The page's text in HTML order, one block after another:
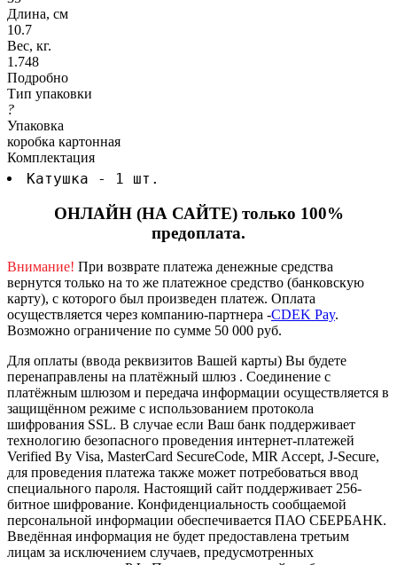
Длина, см
10.7
Вес, кг.
1.748
Подробно
Тип упаковки
?
Упаковка
коробка картонная
Комплектация
Катушка - 1 шт.
ОНЛАЙН (НА САЙТЕ) только 100%
предоплата.
Внимание! При возврате платежа денежные средства
вернутся только на то же платежное средство (банковскую
карту), с которого был произведен платеж. Оплата
осуществляется через компанию-партнера -CDEK Pay.
Возможно ограничение по сумме 50 000 руб.
Для оплаты (ввода реквизитов Вашей карты) Вы будете
перенаправлены на платёжный шлюз . Соединение с
платёжным шлюзом и передача информации осуществляется в
защищённом режиме с использованием протокола
шифрования SSL. В случае если Ваш банк поддерживает
технологию безопасного проведения интернет-платежей
Verified By Visa, MasterCard SecureCode, MIR Accept, J-Secure,
для проведения платежа также может потребоваться ввод
специального пароля. Настоящий сайт поддерживает 256-
битное шифрование. Конфиденциальность сообщаемой
персональной информации обеспечивается ПАО СБЕРБАНК.
Введённая информация не будет предоставлена третьим
лицам за исключением случаев, предусмотренных